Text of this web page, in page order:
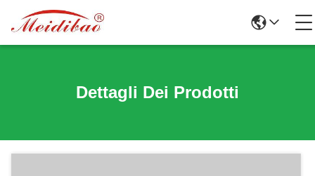
Dettagli Dei Prodotti